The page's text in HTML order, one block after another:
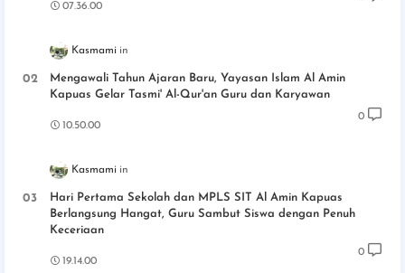
07.36.00
Kasmami
Mengawali Tahun Ajaran Baru, Yayasan Islam Al Amin
Kapuas Gelar Tasmi' Al-Qur'an Guru dan Karyawan
10.50.00
0
Kasmami
Hari Pertama Sekolah dan MPLS SIT Al Amin Kapuas
Berlangsung Hangat, Guru Sambut Siswa dengan Penuh
Keceriaan
19.14.00
0